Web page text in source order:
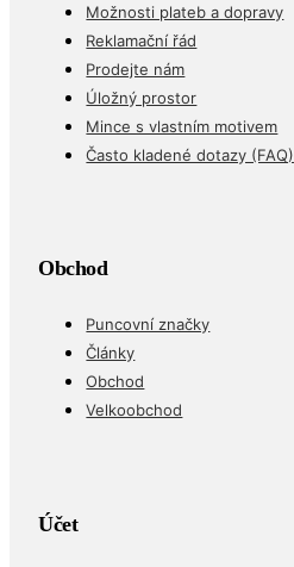
Možnosti plateb a dopravy
Reklamační řád
Prodejte nám
Úložný prostor
Mince s vlastním motivem
Často kladené dotazy (FAQ)
Obchod
Puncovní značky
Články
Obchod
Velkoobchod
Účet